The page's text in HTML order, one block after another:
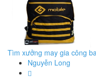
Tìm xưởng may gia công
Nguyễn Long